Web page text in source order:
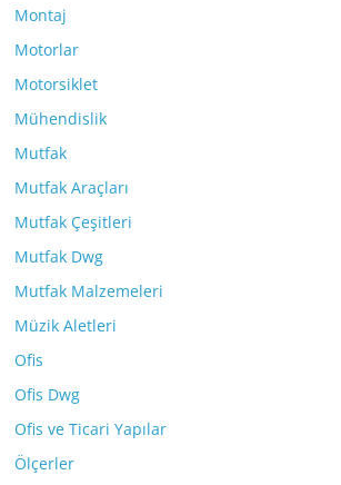
Montaj
Motorlar
Motorsiklet
Mühendislik
Mutfak
Mutfak Araçları
Mutfak Çeşitleri
Mutfak Dwg
Mutfak Malzemeleri
Müzik Aletleri
Ofis
Ofis Dwg
Ofis ve Ticari Yapılar
Ölçerler